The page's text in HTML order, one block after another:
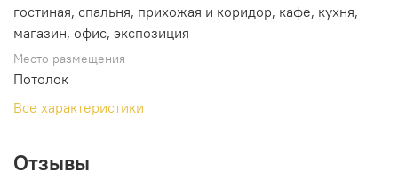
гостиная, спальня, прихожая и коридор, кафе, кухня,
магазин, офис, экспозиция
Место размещения
Потолок
Все характеристики
Отзывы